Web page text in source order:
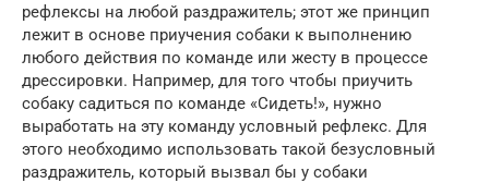
рефлексы на любой раздражитель; этот же принцип
лежит в основе приучения собаки к выполнению
любого действия по команде или жесту в процессе
дрессировки. Например, для того чтобы приучить
собаку садиться по команде «Сидеть!», нужно
выработать на эту команду условный рефлекс. Для
этого необходимо использовать такой безусловный
раздражитель, который вызвал бы у собаки